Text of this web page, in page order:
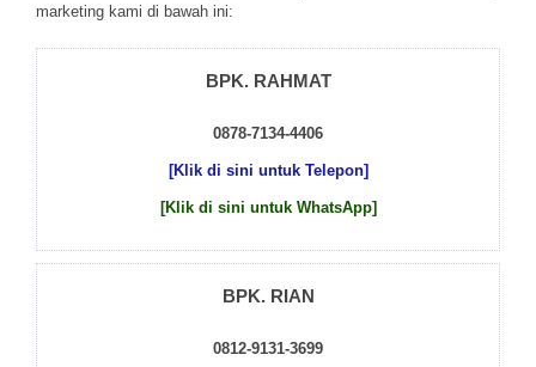
mаrkеtіng kаmі dі bаwаh іnі:
BPK. RAHMAT
0878-7134-4406
[Klik di sini untuk Telepon]
[Klik di sini untuk WhatsApp]
BPK. RIAN
0812-9131-3699